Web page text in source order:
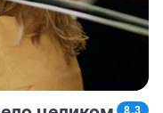
8.3